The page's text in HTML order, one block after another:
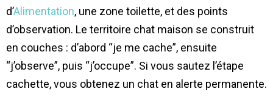
d’Alimentation, une zone toilette, et des points
d’observation. Le territoire chat maison se construit
en couches : d’abord “je me cache”, ensuite
“j’observe”, puis “j’occupe”. Si vous sautez l’étape
cachette, vous obtenez un chat en alerte permanente.